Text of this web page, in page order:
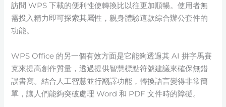
訪問 WPS 下載的便利性使轉換比以往更加順暢。使用者無
需投入精力即可探索其屬性，親身體驗這款綜合辦公套件的
功能。
WPS Office 的另一個有效方面是它能夠透過其 AI 拼字馬賽
克來提高創作質量，透過提供智慧標點符號建議來確保無錯
誤書寫。結合人工智慧並行翻譯功能，轉換語言變得非常簡
單，讓人們能夠突破處理 Word 和 PDF 文件時的障礙。